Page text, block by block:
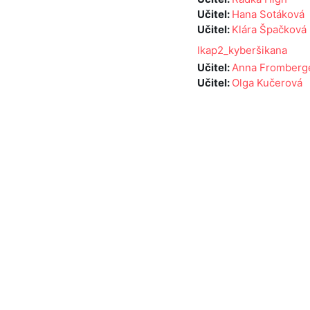
Učitel: Hana Sotáková
Učitel: Klára Špačková
Ikap2_kyberšikana
Učitel:Anna
Učitel: Olga Kučerová